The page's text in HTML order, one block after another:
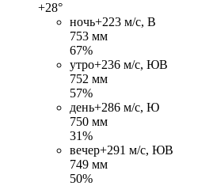
+28°
ночь+223 м/c, В
753 мм
67%
утро+236 м/c, ЮВ
752 мм
57%
день+286 м/c, Ю
750 мм
31%
вечер+291 м/c, ЮВ
749 мм
50%